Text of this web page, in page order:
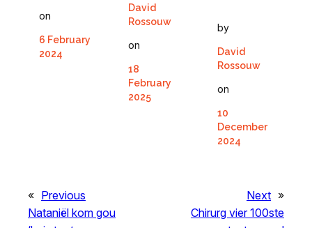
on
6 February
2024
David
Rossouw
on
18
February
2025
by
David
Rossouw
on
10
December
2024
« Previous
Nataniël kom gou
Next »
Chirurg vier 100ste